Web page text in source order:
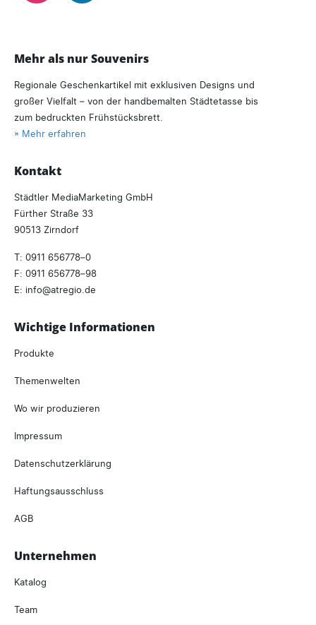
Mehr als nur Souvenirs
Regionale Geschenkartikel mit exklusiven Designs und
großer Vielfalt – von der handbemalten Städtetasse bis
zum bedruckten Frühstücksbrett.
» Mehr erfahren
Kontakt
Städtler MediaMarketing GmbH
Fürther Straße 33
90513 Zirndorf
T: 0911 656778–0
F: 0911 656778–98
E: info atregio. de
Wichtige Informationen
Produkte
Themenwelten
Wo wir produzieren
Impressum
Datenschutzerklärung
Haftungsausschluss
AGB
Unternehmen
Katalog
Team